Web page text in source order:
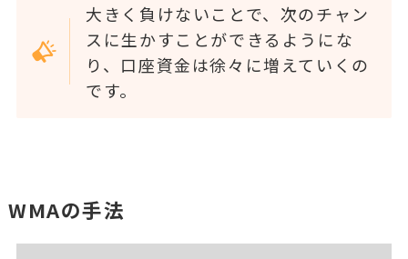
大きく負けないことで、次のチャン
スに生かすことができるようにな
り、口座資金は徐々に増えていくの
です。
WMAの手法